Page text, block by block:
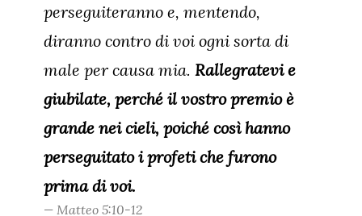
perseguiteranno e, mentendo,
diranno contro di voi ogni sorta di
male per causa mia. Rallegratevi e
giubilate, perché il vostro premio è
grande nei cieli, poiché così hanno
perseguitato i profeti che furono
prima di voi.
Matteo 5:10-12